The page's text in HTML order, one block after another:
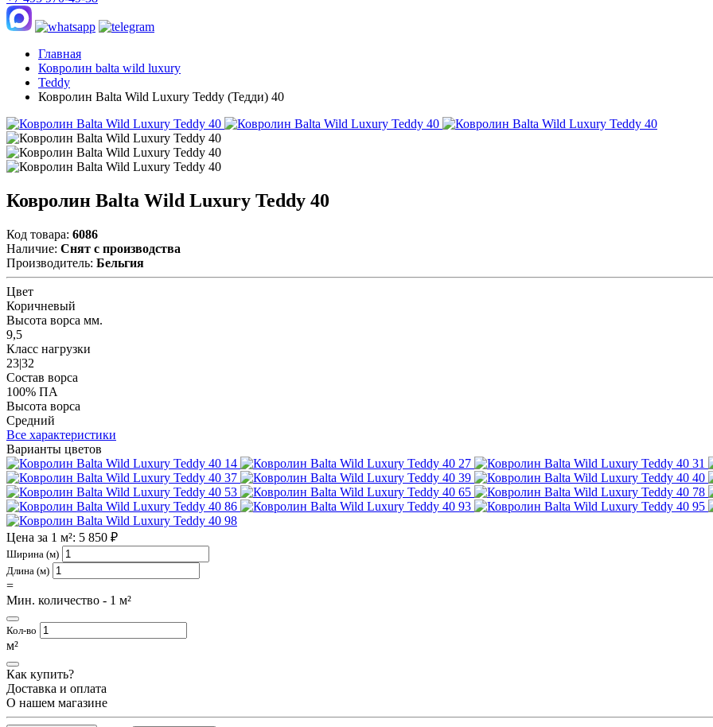
Главная
Ковролин balta wild luxury
Teddy
Ковролин Balta Wild Luxury Teddy (Тедди) 40
Ковролин Balta Wild Luxury Teddy 40
Код товара: 6086
Наличие: Снят с производства
Производитель: Бельгия
Цвет
Коричневый
Высота ворса мм.
9,5
Класс нагрузки
23|32
Состав ворса
100% ПА
Высота ворса
Средний
Все характеристики
Варианты цветов
14
27 31
37
39 40
53
65 78
86
93 95
98
Цена за 1 м²: 5 850 ₽
Ширина (м)
Длина (м)
=
Мин. количество - 1 м²
Кол-во
м²
Как купить?
Доставка и оплата
О нашем магазине